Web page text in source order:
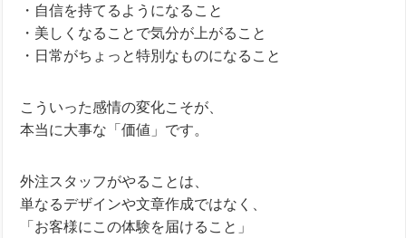
・自信を持てるようになること
・美しくなることで気分が上がること
・日常がちょっと特別なものになること
こういった感情の変化こそが、
本当に大事な「価値」です。
外注スタッフがやることは、
単なるデザインや文章作成ではなく、
「お客様にこの体験を届けること」